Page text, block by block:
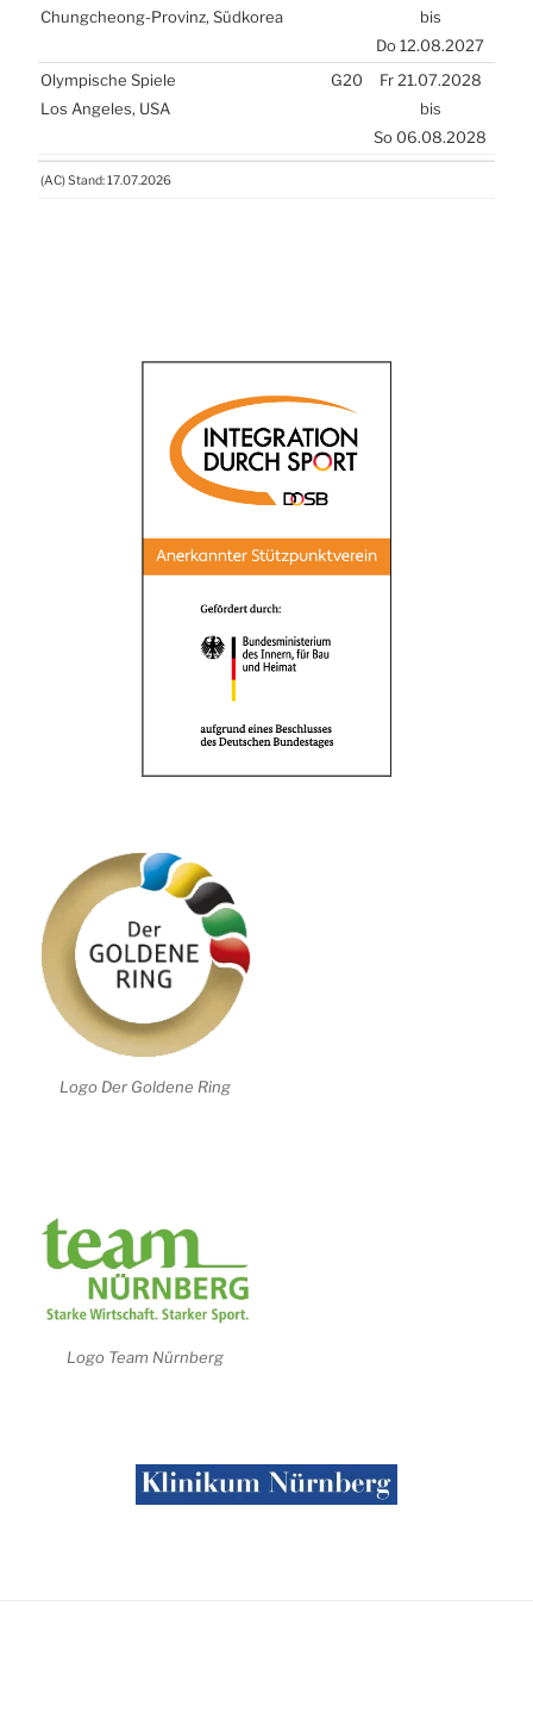
(AC) Stand: 17.07.2026
Chungche­ong-Pro­vinz, Süd­ko­rea
bis
Do 12.08.2027
Olym­pi­sche Spie­le
Los Ange­les, USA
G20
Fr 21.07.2028
bis
So 06.08.2028
(AC) Stand: 17.07.2026
Logo Der Goldene Ring
Logo Team Nürnberg